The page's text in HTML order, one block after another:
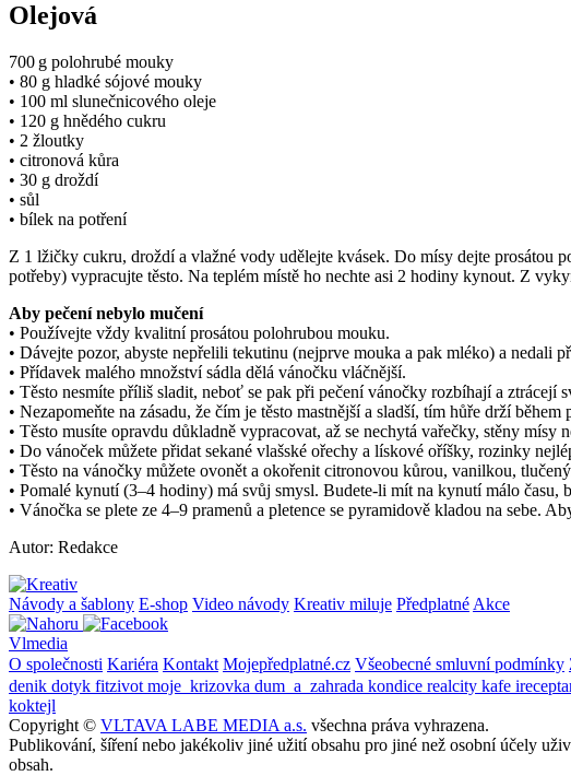
Olejová
700 g polohrubé mouky
• 80 g hladké sójové mouky
• 100 ml slunečnicového oleje
• 120 g hnědého cukru
• 2 žloutky
• citronová kůra
• 30 g droždí
• sůl
• bílek na potření
Z 1 lžičky cukru, droždí a vlažné vody udělejte kvásek. Do mísy dejte
potřeby) vypracujte těsto. Na teplém místě ho nechte asi 2 hodiny kynout. Z
Aby pečení nebylo mučení
• Používejte vždy kvalitní prosátou polohrubou mouku.
• Dávejte pozor, abyste nepřelili tekutinu (nejprve mouka a pak mléko) a
• Přídavek malého množství sádla dělá vánočku vláčnější.
• Těsto nesmíte příliš sladit, neboť se pak při pečení vánočky rozbíhají a ztrácejí
• Nezapomeňte na zásadu, že čím je těsto mastnější a sladší, tím hůře drží během
• Těsto musíte opravdu důkladně vypracovat, až se nechytá vařečky, stěny
• Do vánoček můžete přidat sekané vlašské ořechy a lískové oříšky, rozinky
• Těsto na vánočky můžete ovonět a okořenit citronovou kůrou, vanilkou,
• Pomalé kynutí (3–4 hodiny) má svůj smysl. Budete-li mít na kynutí málo
• Vánočka se plete ze 4–9 pramenů a pletence se pyramidově kladou na sebe.
Autor: Redakce
Návody a šablony E-shop Video návody Kreativ miluje Předplatné Akce
Vlmedia
O společnosti Kariéra Kontakt Mojepředplatné.cz Všeobecné smluvní podmínky
denik dotyk fitzivot moje_krizovka dum_a_zahrada kondice realcity kafe
koktejl
Copyright © VLTAVA LABE MEDIA a.s. všechna práva vyhrazena.
Publikování, šíření nebo jakékoliv jiné užití obsahu pro jiné než osobní účely
obsah.